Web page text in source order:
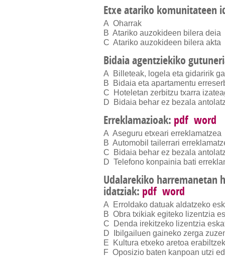
Etxe atariko komunitateen
A Oharrak
B Atariko auzokideen bilera deia
C Atariko auzokideen bilera akta
Bidaia agentziekiko
A Billeteak, logela eta gidaririk
B Bidaia eta apartamentu
C Hoteletan zerbitzu txarra
D Bidaia behar ez bezala
Erreklamazioak: pdf word
A Aseguru etxeari erreklamatzea
B Automobil tailerrari
C Bidaia behar ez bezala
D Telefono konpainia bati
Udalarekiko harremanetan
idatziak: pdf word
A Erroldako datuak aldatzeko
B Obra txikiak egiteko lizentzia
C Denda irekitzeko lizentzia
D Ibilgailuen gaineko zerga
E Kultura etxeko aretoa
F Oposizio baten kanpoan utzi